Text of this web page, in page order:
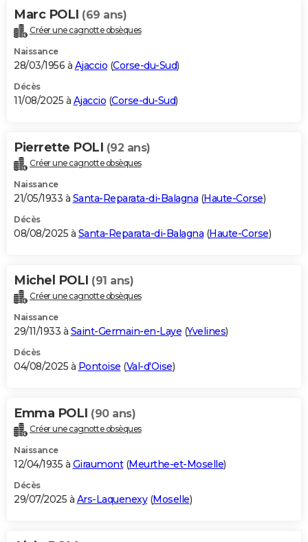
Marc POLI (69 ans)
Créer une cagnotte obsèques
Naissance
28/03/1956 à Ajaccio (Corse-du-Sud)
Décès
11/08/2025 à Ajaccio (Corse-du-Sud)
Pierrette POLI (92 ans)
Créer une cagnotte obsèques
Naissance
21/05/1933 à Santa-Reparata-di-Balagna (Haute-Corse)
Décès
08/08/2025 à Santa-Reparata-di-Balagna (Haute-Corse)
Michel POLI (91 ans)
Créer une cagnotte obsèques
Naissance
29/11/1933 à Saint-Germain-en-Laye (Yvelines)
Décès
04/08/2025 à Pontoise (Val-d'Oise)
Emma POLI (90 ans)
Créer une cagnotte obsèques
Naissance
12/04/1935 à Giraumont(Meurthe-et-Moselle)
Décès
29/07/2025 à Ars-Laquenexy(Moselle)